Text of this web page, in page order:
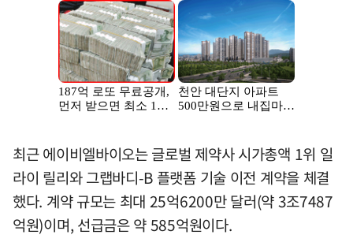
최근 에이비엘바이오는 글로벌 제약사 시가총액 1위 일
라이 릴리와 그랩바디-B 플랫폼 기술 이전 계약을 체결
했다. 계약 규모는 최대 25억6200만 달러(약 3조7487
억원)이며, 선급금은 약 585억원이다.